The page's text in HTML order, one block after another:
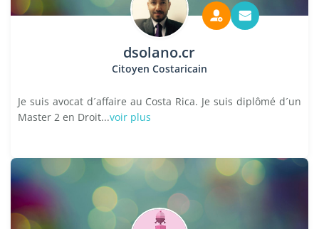
dsolano.cr
Citoyen Costaricain
Je suis avocat d´affaire au Costa Rica. Je suis diplômé d´un
Master 2 en Droit...voir plus